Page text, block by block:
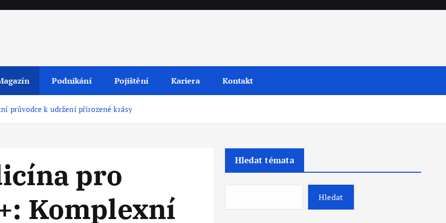
Podnikání Pojištění Kariera Kontakt
průvodce k udržení přirozené krásy
pro
Komplexní
Hledat témata
Hledat